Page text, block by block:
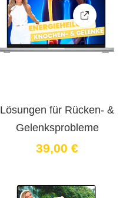
Lösungen für Rücken- &
Gelenksprobleme
39,00 €